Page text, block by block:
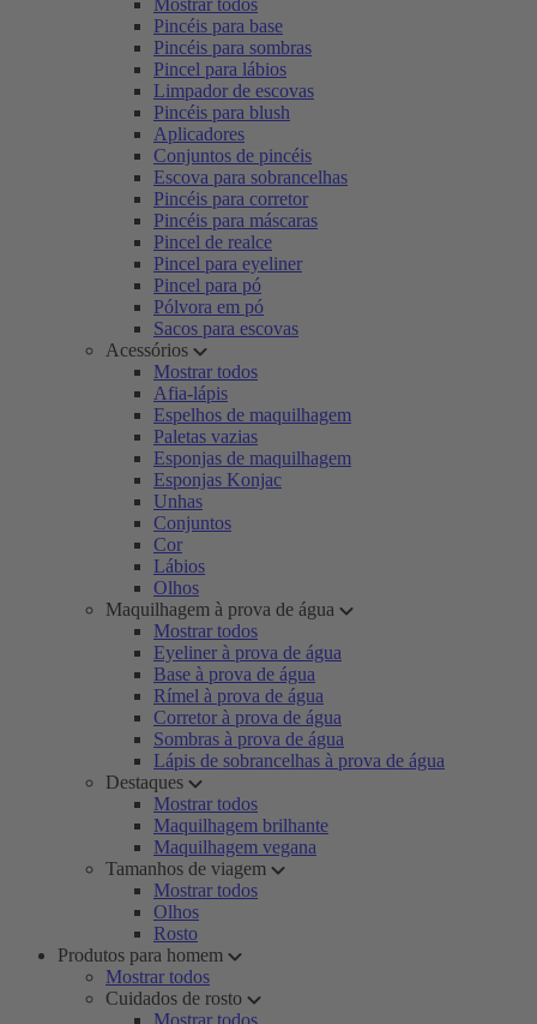
Mostrar todos
Pincéis para base
Pincéis para sombras
Pincel para lábios
Limpador de escovas
Pincéis para blush
Aplicadores
Conjuntos de pincéis
Escova para sobrancelhas
Pincéis para corretor
Pincéis para máscaras
Pincel de realce
Pincel para eyeliner
Pincel para pó
Pólvora em pó
Sacos para escovas
Acessórios
Mostrar todos
Afia-lápis
Espelhos de maquilhagem
Paletas vazias
Esponjas de maquilhagem
Esponjas Konjac
Unhas
Conjuntos
Cor
Lábios
Olhos
Maquilhagem à prova de água
Mostrar todos
Eyeliner à prova de água
Base à prova de água
Rímel à prova de água
Corretor à prova de água
Sombras à prova de água
Lápis de sobrancelhas à prova de água
Destaques
Mostrar todos
Maquilhagem brilhante
Maquilhagem vegana
Tamanhos de viagem
Mostrar todos
Olhos
Rosto
Produtos para homem
Mostrar todos
Cuidados de rosto
Mostrar todos